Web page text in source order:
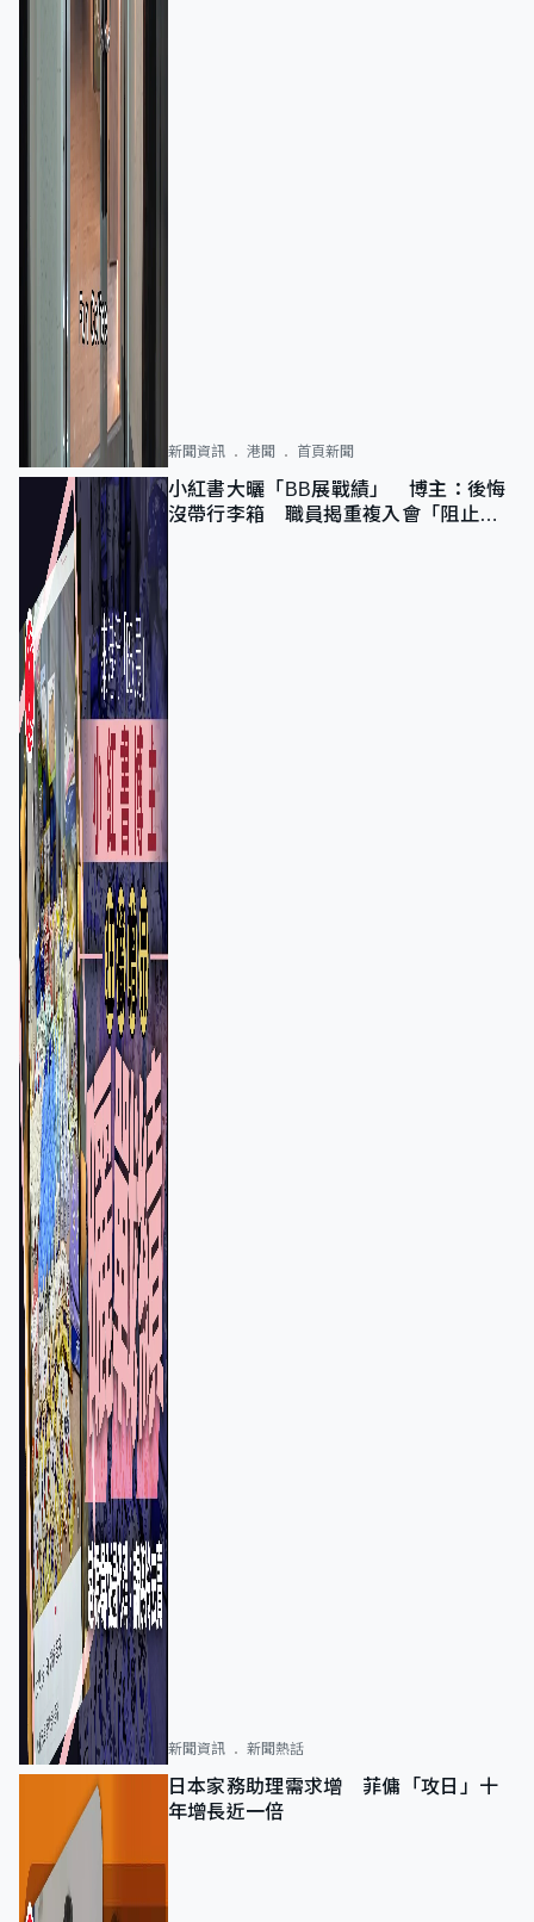
新聞資訊 港聞 首頁新聞
小紅書大曬「BB展戰績」 博主：後悔
沒帶行李箱 職員揭重複入會「阻止唔
新聞資訊 新聞熱話
日本家務助理需求增 菲傭「攻日」十
年增長近一倍